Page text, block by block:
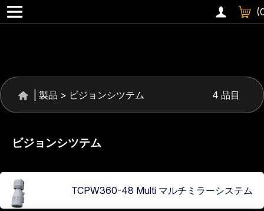
製品 > ビジョンシツテム 4 品目
ビジョンシツテム
TCPW360-48 Multi マルチミラーシステム